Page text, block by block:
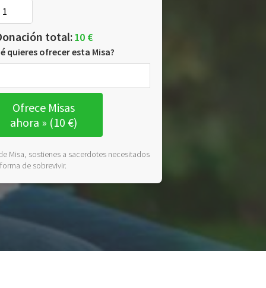
total:10 €
quieres ofrecer esta Misa?
Ofrece Misas
ahora » (10 €)
Misa, sostienes a sacerdotes necesitados
de sobrevivir.